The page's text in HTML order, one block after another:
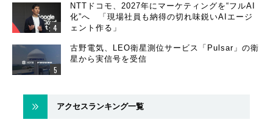
NTTドコモ、2027年にマーケティングを“フルAI
化”へ 「現場社員も納得の切れ味鋭いAIエージ
ェント作る」
古野電気、LEO衛星測位サービス「Pulsar」の衛
星から実信号を受信
アクセスランキング一覧